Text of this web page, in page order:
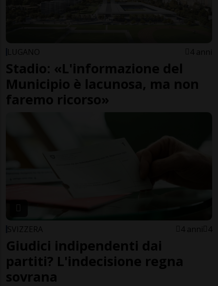
LUGANO 4 anni
Stadio: «L'informazione del
Municipio è lacunosa, ma non
faremo ricorso»
SVIZZERA 4 anni 4
Giudici indipendenti dai
partiti? L'indecisione regna
sovrana